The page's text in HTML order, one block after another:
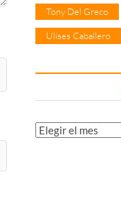
Tony Del Greco
Ulises Caballero
Archivos